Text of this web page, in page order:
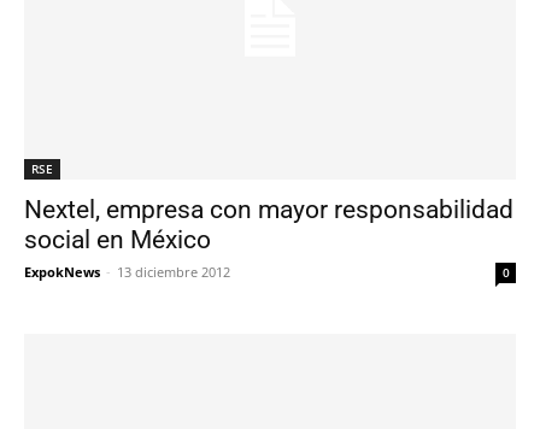
RSE
Nextel, empresa con mayor responsabilidad
social en México
ExpokNews - 13 diciembre 2012 0